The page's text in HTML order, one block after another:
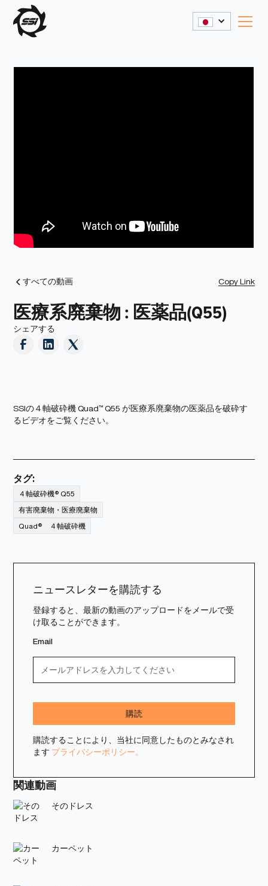
すべての動画 Copy Link
医療系廃棄物 : 医薬品(Q55)
シェアする
SSIの４軸破砕機 Quad™ Q55 が医療系廃棄物の医薬品を破砕す
るビデオをご覧ください。
タグ:
４軸破砕機® Q55
有害廃棄物・医療廃棄物
Quad® ４軸破砕機
ニュースレターを購読する
登録すると、最新の動画のアップロードをメールで受
け取ることができます。
Email
購読することにより、当社に同意したものとみなされ
ます プライバシーポリシー。
関連動画
そのドレス
カーペット